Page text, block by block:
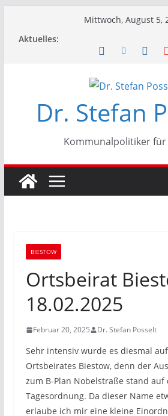
Mittwoch, August 5,
Aktuelles:
Dr. Stefan
Kommunalpolitiker für
BIESTOW
Ortsbeirat
18.02.2025
Februar 20, 2025 Dr. Stefan Posselt
Sehr intensiv wurde es diesmal
Ortsbeirates Biestow, denn der
zum B-Plan Nobelstraße stand auf
Tagesordnung. Da dieser Name
erlaube ich mir eine kleine